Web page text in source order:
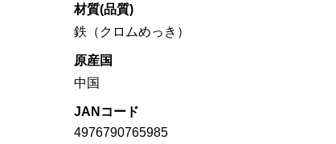
材質(品質)
鉄（クロムめっき）
原産国
中国
JANコード
4976790765985